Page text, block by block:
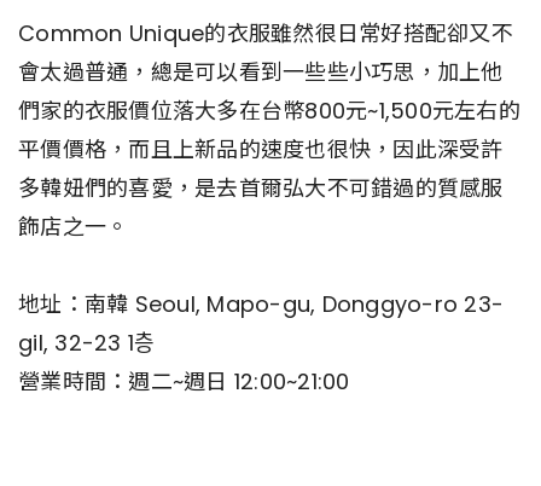
Common Unique的衣服雖然很日常好搭配卻又不
會太過普通，總是可以看到一些些小巧思，加上他
們家的衣服價位落大多在台幣800元~1,500元左右的
平價價格，而且上新品的速度也很快，因此深受許
多韓妞們的喜愛，是去首爾弘大不可錯過的質感服
飾店之一。
地址：南韓 Seoul, Mapo-gu, Donggyo-ro 23-
gil, 32-23 1층
營業時間：週二~週日 12:00~21:00